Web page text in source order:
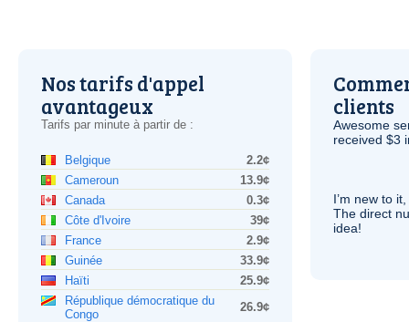
Nos tarifs d'appel
avantageux
Tarifs par minute à partir de :
Belgique
2.2¢
Cameroun
13.9¢
Canada
0.3¢
Côte d'Ivoire
39¢
France
2.9¢
Guinée
33.9¢
Haïti
25.9¢
République démocratique du
Congo
26.9¢
clients
Awesome
received $3
I’m new to
The direct
idea!